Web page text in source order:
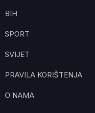
BIH
SPORT
SVIJET
PRAVILA KORIŠTENJA
O NAMA